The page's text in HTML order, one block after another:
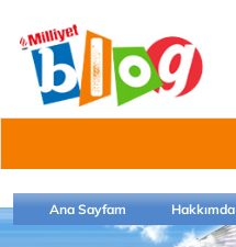
Ana Sayfam Hakkımda